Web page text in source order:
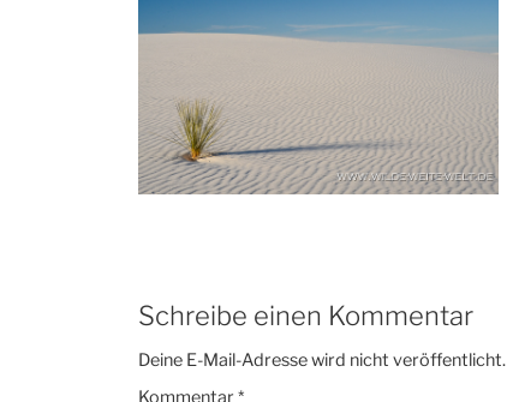
Schreibe einen Kommentar
Deine E-Mail-Adresse wird nicht veröffentlicht.
Kommentar*